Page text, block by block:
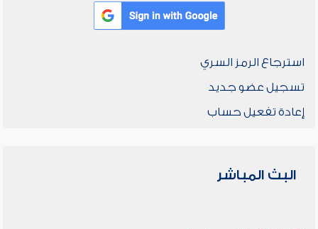
استرجاع الرمز السري
تسجيل عضو جديد
إعادة تفعيل حساب
البث المباشر